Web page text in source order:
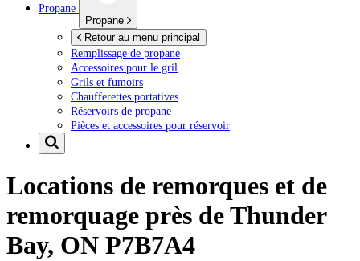
Propane
Propane
Retour au menu principal
Remplissage de propane
Accessoires pour le gril
Grils et fumoirs
Chaufferettes portatives
Réservoirs de propane
Pièces et accessoires pour réservoir
Locations de remorques et de
remorquage près deThunder
Bay, ON P7B7A4